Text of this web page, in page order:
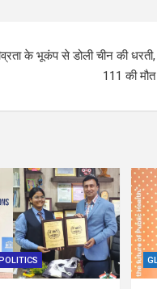
के भूकंप से डोली चीन की धरती,
111 की मौत